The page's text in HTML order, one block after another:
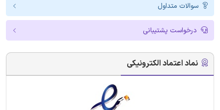
سوالات متداول
درخواست پشتیبانی
نماد اعتماد الکترونیکی